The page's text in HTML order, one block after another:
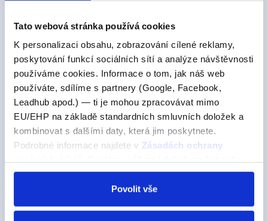
Tato webová stránka používá cookies
K personalizaci obsahu, zobrazování cílené reklamy,
poskytování funkcí sociálních sítí a analýze návštěvnosti
používáme cookies. Informace o tom, jak náš web
používáte, sdílíme s partnery (Google, Facebook,
Leadhub apod.) — ti je mohou zpracovávat mimo
EU/EHP na základě standardních smluvních doložek a
kombinovat s dalšími daty, která jim poskytnete.
Podrobné informace najdete v Zásadách ochrany
odvolat v nastavení cookies, případně se obrátit na
Povolit vše
Angličtina
na Instagramu
Začni tady
Všechny jazyky
Angličtina